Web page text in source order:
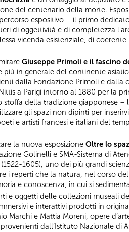
del centenario della morte.
espositivo – il primo
di oggettività e di completezza
vicenda esistenziale, di
Giuseppe Primoli e il fascino
più in generale del continente
dalla Fondazione Primoli e dalla
a Parigi intorno al 1880 per la
della tradizione giapponese –
gli spazi non dipinti per
e artisti francesi e italiani del
la nuova esposizione Oltre lo
Golinelli e SMA-Sistema di
1605), uno dei più grandi
i reperti che la natura, nel corso
e conoscenza, in cui si
e oggetti delle collezioni museali
e interattivi prodotti in
Marchi e Mattia Moreni, opere
dall’Istituto Nazionale di